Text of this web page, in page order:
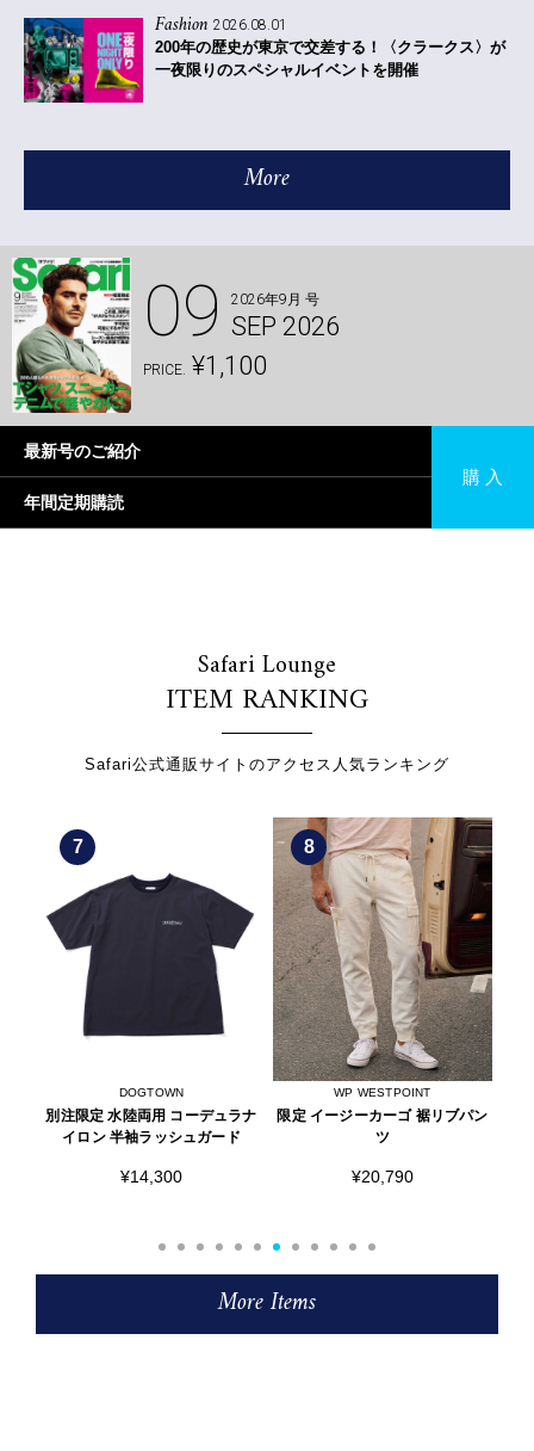
Fashion 2026.08.01
200年の歴史が東京で交差する！〈クラークス〉が
一夜限りのスペシャルイベントを開催
More
09 2026年9月 号
SEP 2026
PRICE. ¥1,100
最新号のご紹介
年間定期購読
購 入
Safari Lounge
ITEM RANKING
Safari公式通販サイトのアクセス人気ランキング
8
WP WESTPOINT
限定 イージーカーゴ 裾リブパン
ツ
¥20,790
9
AOURE
別注先行 PABLO/パブロ フェー
ドTシャツ
¥7,700
More Items